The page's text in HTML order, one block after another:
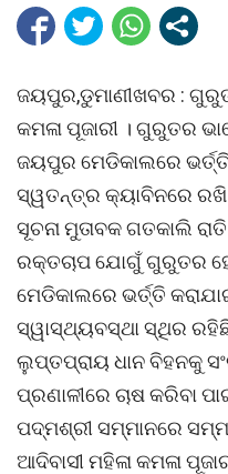
ଜୟପୁର,ଡୁମାଣୀଖବର :
କମଳା ପୂଜାରୀ । ଗୁରୁତର
ଜୟପୁର ମେଡିକାଲରେ
ସ୍ୱତନ୍ତ୍ର କ୍ୟାବିନରେ ରଖି
ସୂଚନା ମୁତାବକ ଗତକାଲି
ରକ୍ତଚାପ ଯୋଗୁଁ ଗୁରୁତର
ମେଡିକାଲରେ ଭର୍ତ୍ତି
ସ୍ୱାସ୍ଥ୍ୟବସ୍ଥା ସ୍ଥିର
ଲୁପ୍ତପ୍ରାୟ ଧାନ ବିହନକୁ
ପ୍ରଣାଳୀରେ ଚାଷ କରିବା
ପଦ୍ମଶ୍ରୀ ସମ୍ମାନରେ
ଆଦିବାସୀ ମହିଳା କମଳା